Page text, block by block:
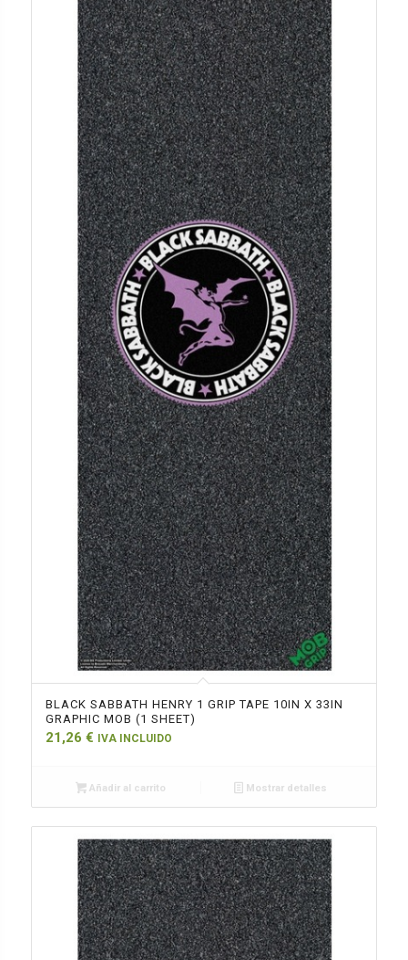
BLACK SABBATH HENRY 1 GRIP TAPE 10IN X 33IN
GRAPHIC MOB (1 SHEET)
21,26 € IVA INCLUIDO
Añadir al carrito Mostrar detalles